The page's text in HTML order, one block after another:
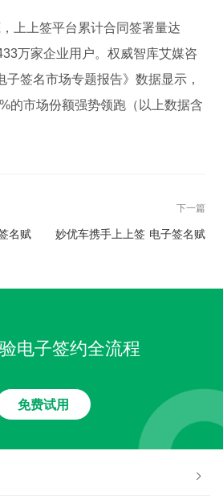
上上签平台累计合同签署量达
万家企业用户。权威智库艾媒咨
签名市场专题报告》数据显示，
的市场份额强势领跑（以上数据含
名赋
下一篇
妙优车携手上上签 电子签名赋
电子签约全流程
免费试用